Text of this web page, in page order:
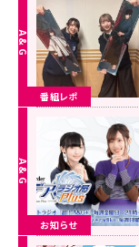
番組レポ
お知らせ